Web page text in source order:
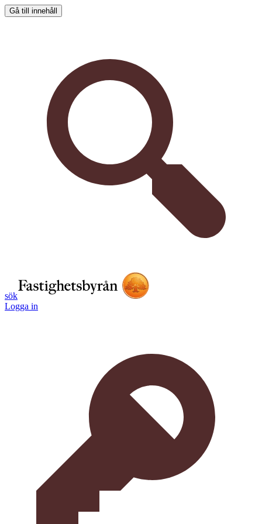
Gå till innehåll
sök
Logga in